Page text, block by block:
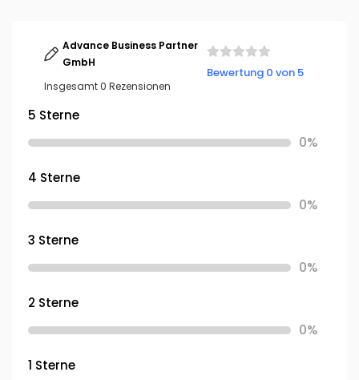
Advance Business Partner
GmbH
Insgesamt 0 Rezensionen
Bewertung 0 von 5
5 Sterne
0%
4 Sterne
0%
3 Sterne
0%
2 Sterne
0%
1 Sterne